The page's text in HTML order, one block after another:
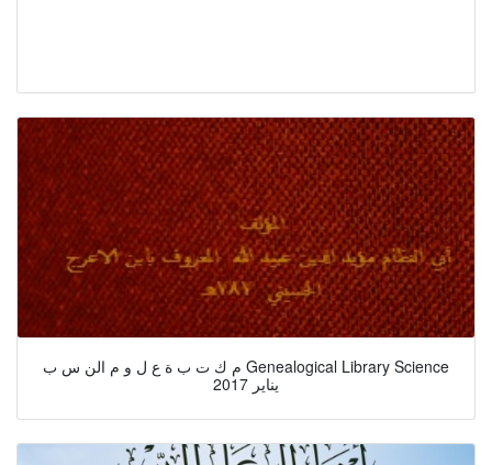
م ك ت ب ة ع ل و م الن س ب Genealogical Library Science
يناير 2017